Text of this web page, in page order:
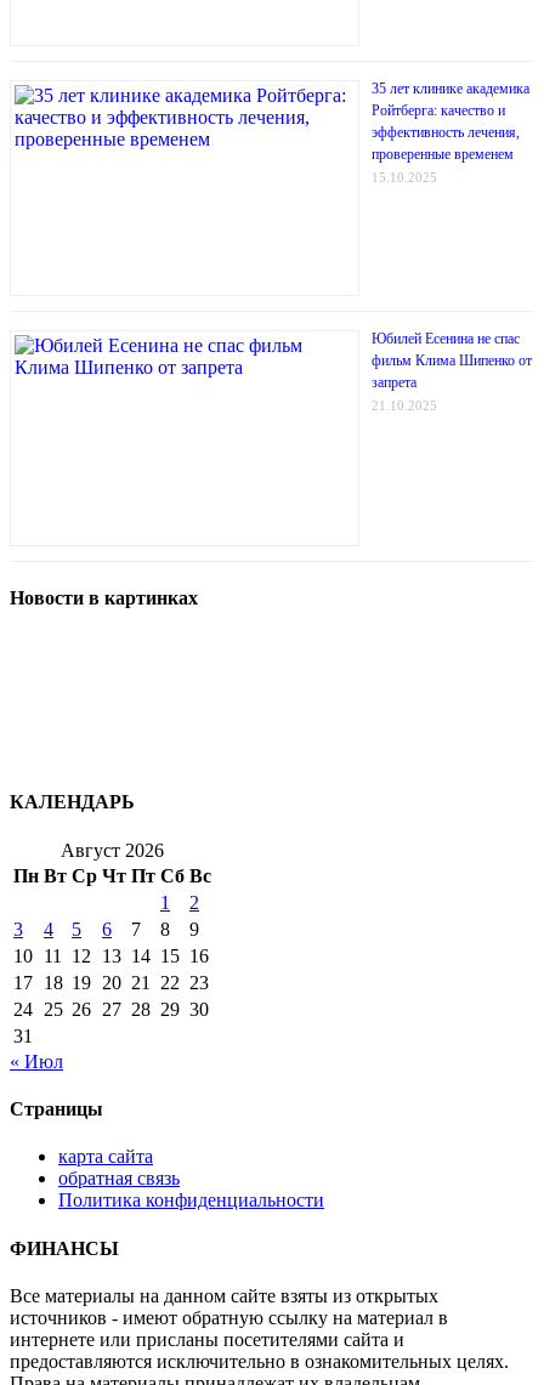
35 лет клинике академика
Ройтберга: качество и
эффективность лечения,
проверенные временем
15.10.2025
Юбилей Есенина не спас
фильм Клима Шипенко от
запрета
21.10.2025
Новости в картинках
КАЛЕНДАРЬ
Август 2026
Пн Вт Ср Чт Пт Сб Вс
1
2
3
4 5 6 7 8
9
10 11 12 13 14 15 16
17 18 19 20 21 22 23
24 25 26 27 28 29 30
31
« Июл
Страницы
карта сайта
обратная связь
Политика конфиденциальности
ФИНАНСЫ
Все материалы на данном сайте взяты из открытых
источников - имеют обратную ссылку на материал в
интернете или присланы посетителями сайта и
предоставляются исключительно в ознакомительных целях.